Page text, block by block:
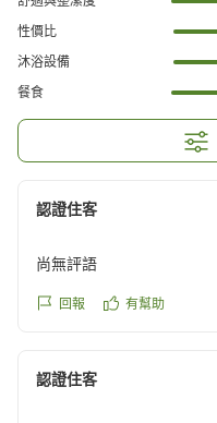
性價比
沐浴設備
餐食
認證住客
尚無評語
回報 有幫助
認證住客